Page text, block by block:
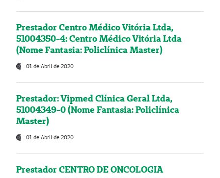
Prestador Centro Médico Vitória Ltda,
51004350-4: Centro Médico Vitória Ltda
(Nome Fantasia: Policlínica Master)
01 de Abril de 2020
Prestador: Vipmed Clínica Geral Ltda,
51004349-0 (Nome Fantasia: Policlínica
Master)
01 de Abril de 2020
Prestador CENTRO DE ONCOLOGIA